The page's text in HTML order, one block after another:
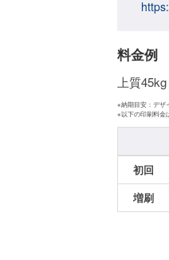
料金例
上質
※納期目安：デザ
※以下の印刷料金
初回
増刷